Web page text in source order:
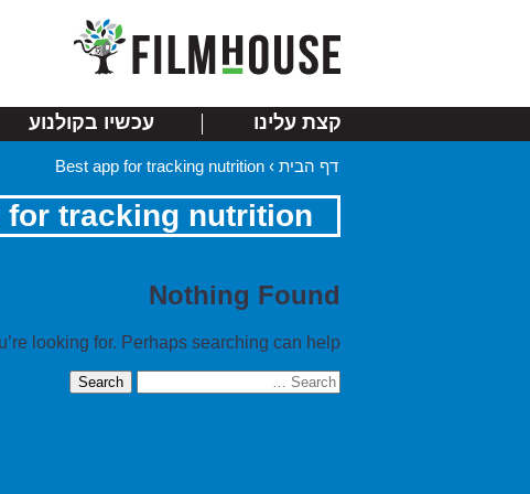
קצת עלינו עכשיו בקולנוע
דף הבית ›
Best app for tracking nutrition
for tracking nutrition
Nothing Found
looking for. Perhaps searching can help.
Search
for: